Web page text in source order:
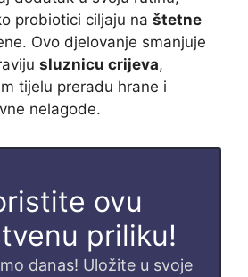
probiotici ciljaju na štetne
Ovo djelovanje smanjuje
sluznicu crijeva,
tijelu preradu hrane i
nelagode.
ovu
priliku!
danas! Uložite u svoje